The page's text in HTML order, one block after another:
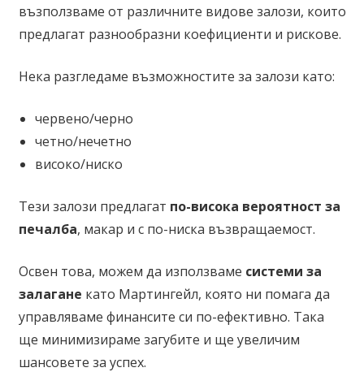
възползваме от различните видове залози, които
предлагат разнообразни коефициенти и рискове.
Нека разгледаме възможностите за залози като:
червено/черно
четно/нечетно
високо/ниско
Тези залози предлагат по-висока вероятност за
печалба, макар и с по-ниска възвращаемост.
Освен това, можем да използваме системи за
залагане като Мартингейл, която ни помага да
управляваме финансите си по-ефективно. Така
ще минимизираме загубите и ще увеличим
шансовете за успех.